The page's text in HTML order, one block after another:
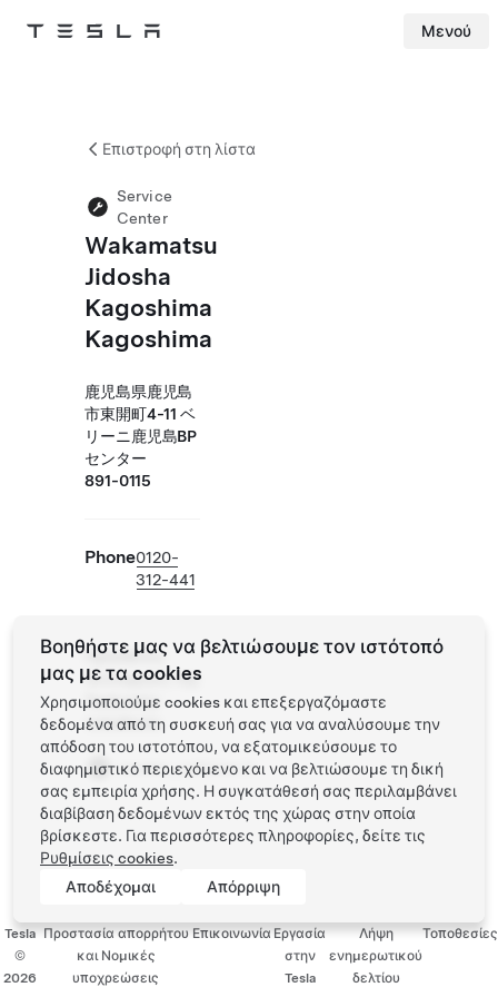
Tesla Μενού
Επιστροφή στη λίστα
Service
Center
Wakamatsu
Jidosha
Kagoshima
Kagoshima
鹿児島県鹿児島
市東開町4-11 ベ
リーニ鹿児島BP
センター
891-0115
Phone0120-
312-441
Πρόσθετες
λειτουργίες της
Tesla στην
τοποθεσία
vendor_collision
Tesla
©
2026
Προστασία απορρήτου
και Νομικές
υποχρεώσεις
Επικοινωνία Εργασία
στην
Tesla
Λήψη
ενημερωτικού
δελτίου
Τοποθεσίες
Βοηθήστε μας να βελτιώσουμε τον ιστότοπό
μας με τα cookies
Χρησιμοποιούμε cookies και επεξεργαζόμαστε
δεδομένα από τη συσκευή σας για να αναλύσουμε την
απόδοση του ιστοτόπου, να εξατομικεύσουμε το
διαφημιστικό περιεχόμενο και να βελτιώσουμε τη δική
σας εμπειρία χρήσης. Η συγκατάθεσή σας περιλαμβάνει
διαβίβαση δεδομένων εκτός της χώρας στην οποία
βρίσκεστε. Για περισσότερες πληροφορίες, δείτε τις
Ρυθμίσεις cookies.
Αποδέχομαι
Απόρριψη